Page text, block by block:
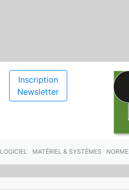
Inscription
Newsletter
LOGICIEL MATÉRIEL & SYSTÈMES